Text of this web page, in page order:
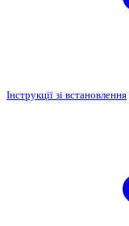
Інструкції зі встановлення